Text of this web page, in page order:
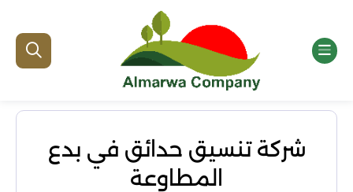
شركة تنسيق حدائق في بدع
المطاوعة